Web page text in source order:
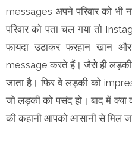
messages अपने परिवार को भी
परिवार को पता चल गया तो
फायदा उठाकर फरहान खान
message करते हैं। जैसे ही लड़की
जाता है। फिर वे लड़की को
जो लड़की को पसंद हो। बाद में
की कहानी आपको आसानी से मिल